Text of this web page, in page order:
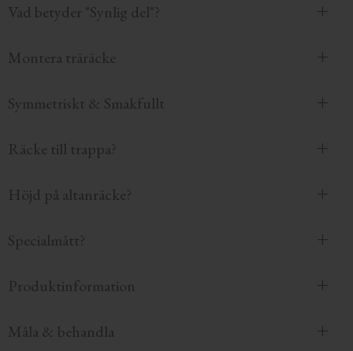
Vad betyder "Synlig del"?
Montera träräcke
Symmetriskt & Smakfullt
Räcke till trappa?
Höjd på altanräcke?
Specialmått?
Produktinformation
Måla & behandla